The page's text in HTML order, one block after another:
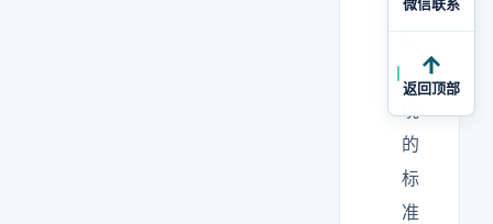
森
环
境
的
标
准
返回顶部